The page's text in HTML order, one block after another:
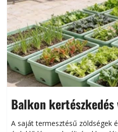
Balkon kertészkedés
Helytakarékos
A saját termesztésű zöldségek